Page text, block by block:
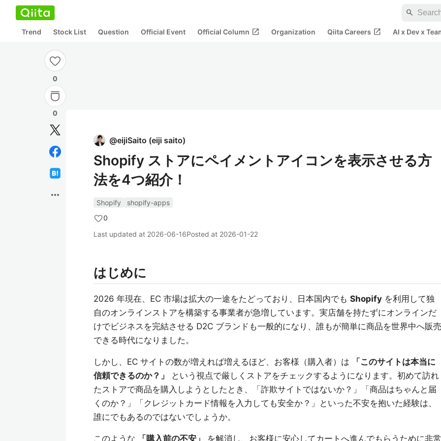
search
Trend Stock List Question Official Event Official Column open_in_new Organization Qiita Careers open_in_new AI x Dev x
0
0
more_horiz
@eijiSaito (eiji saito)
Shopify ストアにペイメントアイコンを表示させる方
法を4つ紹介！
Shopify
shopify-apps
0
Last updated at 2026-06-16Posted at 2026-01-22
はじめに
2026 年現在、EC 市場は拡大の一途をたどっており、日本国内でも Shopify を利用して独
自のオンラインストアを構築する事業者が急増しています。実店舗を持たずにオンラインだ
けでビジネスを完結させる D2C ブランドも一般的になり、誰もが簡単に商品を世界中へ販売
できる時代になりました。
しかし、EC サイトの数が増えれば増えるほど、お客様（購入者）は
「このサイトは本当に
信頼できるのか？」
という視点で厳しくストアをチェックするようになります。初めて訪れ
たストアで商品を購入しようとしたとき、「詐欺サイトではないか？」「商品はちゃんと届
くのか？」「クレジットカード情報を入力しても安全か？」といった不安を抱いた経験は、
誰にでもあるのではないでしょうか。
このような 「購入前の不安」 を解消し、お客様に安心してカートへ進んでもらうために非常